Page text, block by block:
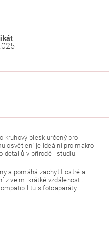
kruhový blesk určený pro
osvětlení je ideální pro makro
detailů v přírodě i studiu.
a pomáhá zachytit ostré a
z velmi krátké vzdálenosti.
s fotoaparáty